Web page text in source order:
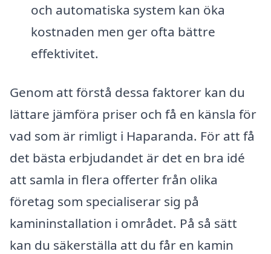
och automatiska system kan öka
kostnaden men ger ofta bättre
effektivitet.
Genom att förstå dessa faktorer kan du
lättare jämföra priser och få en känsla för
vad som är rimligt i Haparanda. För att få
det bästa erbjudandet är det en bra idé
att samla in flera offerter från olika
företag som specialiserar sig på
kamininstallation i området. På så sätt
kan du säkerställa att du får en kamin